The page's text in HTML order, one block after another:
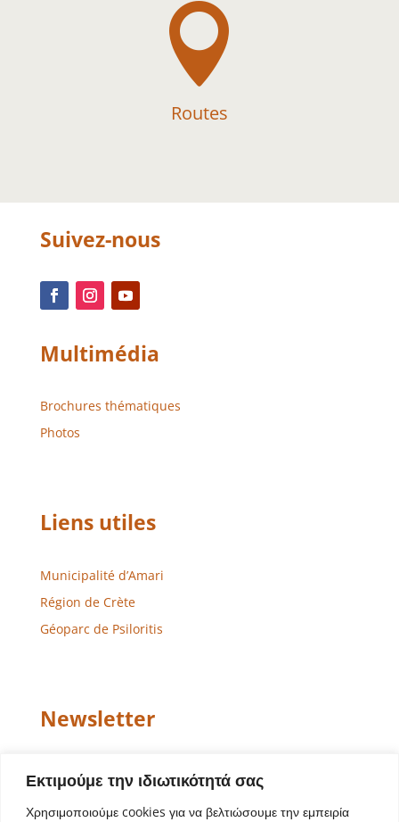
Εκτιμούμε την ιδιωτικότητά σας
Χρησιμοποιούμε cookies για να βελτιώσουμε την εμπειρία

Routes
Suivez-nous
Multimédia
Brochures thématiques
Photos
Liens utiles
Municipalité d’Amari
Région de Crète
Géoparc de Psiloritis
Newsletter